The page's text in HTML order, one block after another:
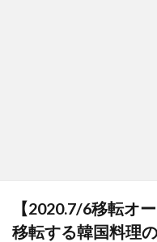
【2020.7/6移転オ
移転する韓国料理